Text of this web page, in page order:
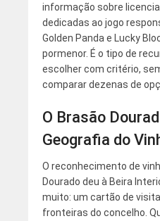
informação sobre
dedicadas ao jogo
Golden Panda e Lucky
pormenor. É o tipo de
escolher com critério,
comparar dezenas de
O Brasão
Geografia do
O reconhecimento de
Dourado deu à Beira
muito: um cartão de
fronteiras do concelho.